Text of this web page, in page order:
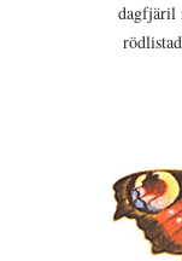
dagfjäril